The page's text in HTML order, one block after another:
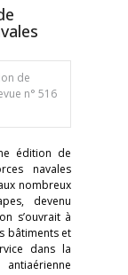
de
n° 516
édition de
navales
nombreux
devenu
s’ouvrait à
bâtiments et
dans la